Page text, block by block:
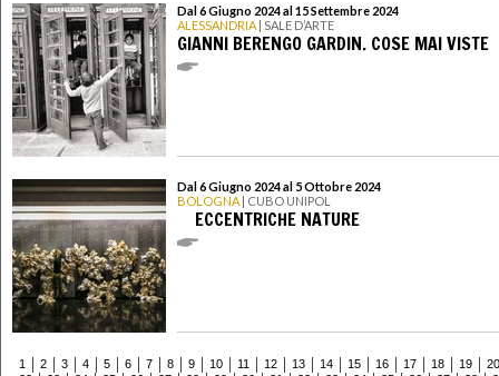
Dal 6 Giugno 2024 al 15 Settembre 2024
ALESSANDRIA | SALE D’ARTE
GIANNI BERENGO GARDIN. COSE MAI VISTE
Dal 6 Giugno 2024 al 5 Ottobre 2024
BOLOGNA | CUBO UNIPOL
­ ­ ­ ­ ECCENTRICHE NATURE
1 2 3 4 5 6 7 8 9 10 11 12 13 14 15 16 17 18 19
20